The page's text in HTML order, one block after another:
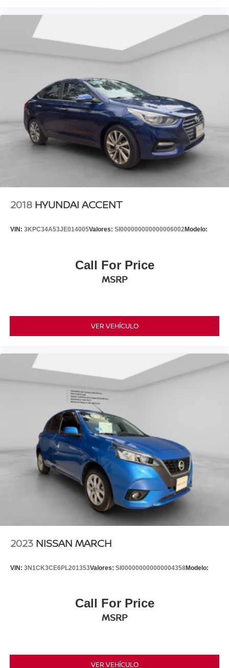
2018 HYUNDAI ACCENT
VIN: 3KPC34A53JE014005Valores: SI000000000000006002Modelo:
Call For Price
MSRP
VER VEHÍCULO
2023 NISSAN MARCH
VIN: 3N1CK3CE6PL201353Valores: SI000000000000004358Modelo:
Call For Price
MSRP
VER VEHÍCULO